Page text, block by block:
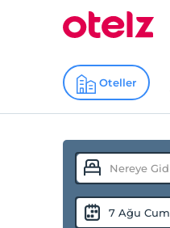
Oteller
7 Ağu Cum